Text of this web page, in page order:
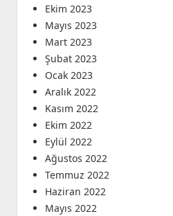
Ekim 2023
Mayıs 2023
Mart 2023
Şubat 2023
Ocak 2023
Aralık 2022
Kasım 2022
Ekim 2022
Eylül 2022
Ağustos 2022
Temmuz 2022
Haziran 2022
Mayıs 2022